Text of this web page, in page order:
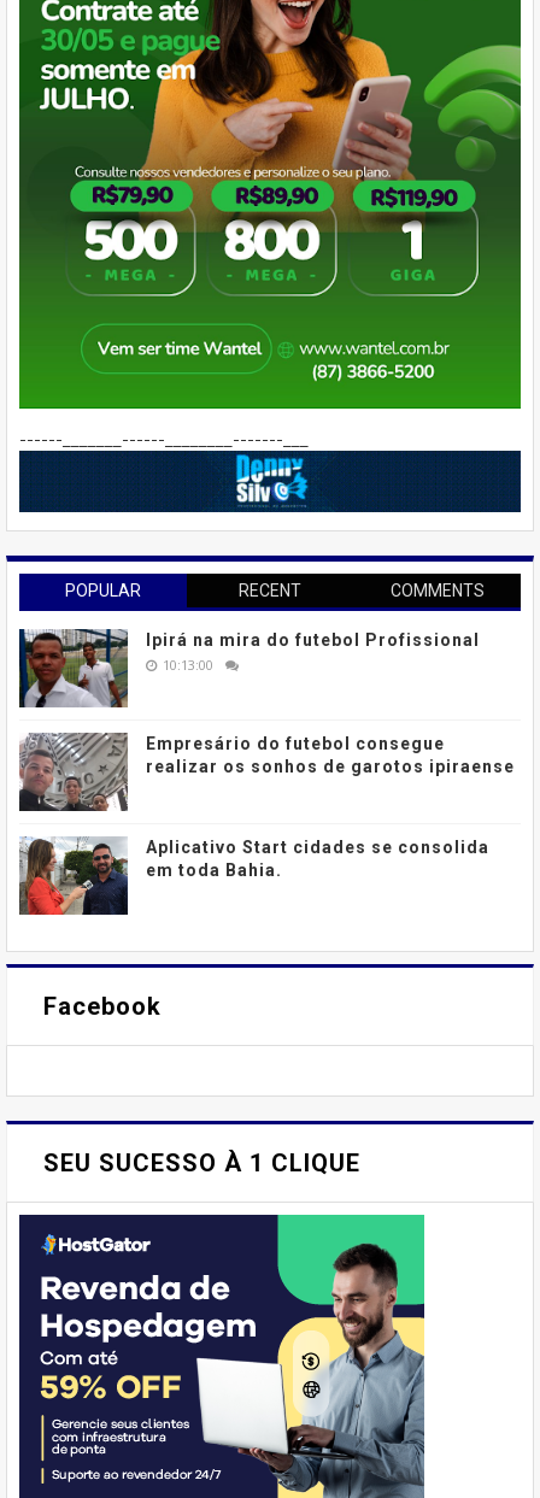
------_______------________-------___
POPULAR RECENT COMMENTS
Ipirá na mira do futebol Profissional
10:13:00
Empresário do futebol consegue
realizar os sonhos de garotos ipiraense
Aplicativo Start cidades se consolida
em toda Bahia.
Facebook
SEU SUCESSO À 1 CLIQUE